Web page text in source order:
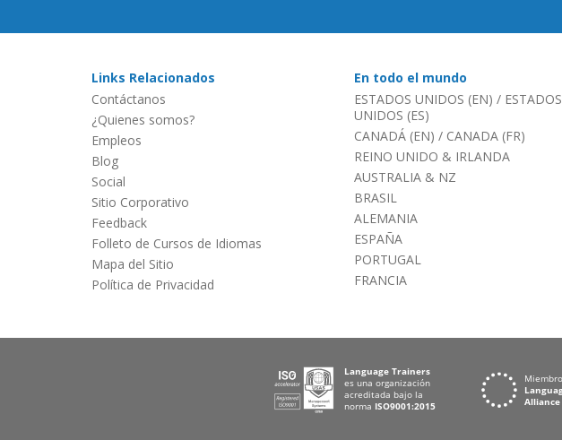
Links Relacionados
Contáctanos
¿Quienes somos?
Empleos
Blog
Social
Sitio Corporativo
Feedback
Folleto de Cursos de Idiomas
Mapa del Sitio
Política de Privacidad
En todo el mundo
ESTADOS UNIDOS (EN) / ESTADOS
UNIDOS (ES)
CANADÁ (EN) / CANADA (FR)
REINO UNIDO & IRLANDA
AUSTRALIA & NZ
BRASIL
ALEMANIA
ESPAÑA
PORTUGAL
FRANCIA